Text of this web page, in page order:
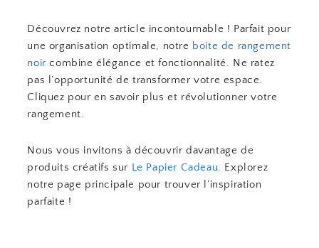
Découvrez notre article incontournable ! Parfait pour
une organisation optimale, notre boite de rangement
noir combine élégance et fonctionnalité. Ne ratez
pas l’opportunité de transformer votre espace.
Cliquez pour en savoir plus et révolutionner votre
rangement.
Nous vous invitons à découvrir davantage de
produits créatifs sur Le Papier Cadeau. Explorez
notre page principale pour trouver l’inspiration
parfaite !